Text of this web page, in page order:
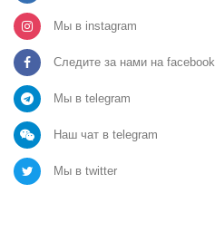
Мы в instagram
Следите за нами на facebook
Мы в telegram
Наш чат в telegram
Мы в twitter